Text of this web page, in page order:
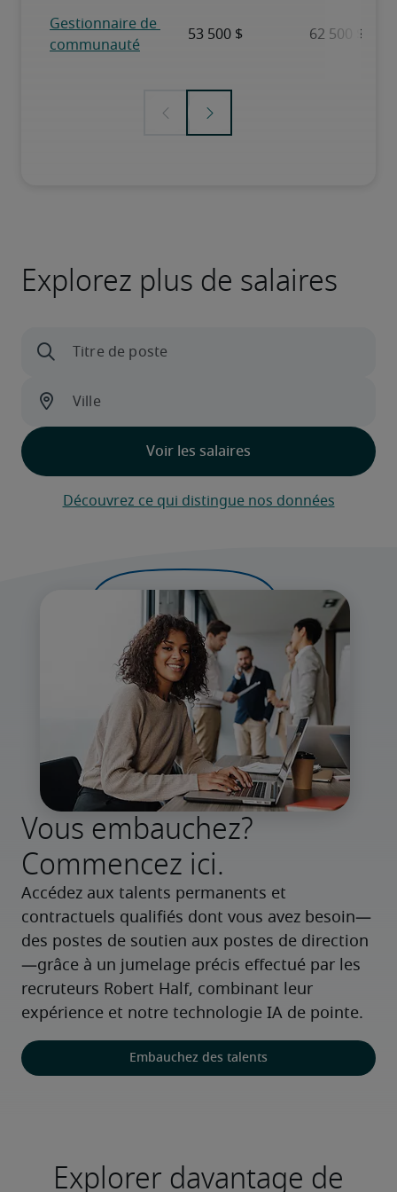
Explorez plus de salaires
Découvrez ce qui distingue nos données
Vous embauchez?
Commencez ici.
Accédez aux talents permanents et
contractuels qualifiés dont vous avez besoin—
des postes de soutien aux postes de direction
—grâce à un jumelage précis effectué par les
recruteurs Robert Half, combinant leur
expérience et notre technologie IA de pointe.
Embauchez des talents
Explorer davantage de